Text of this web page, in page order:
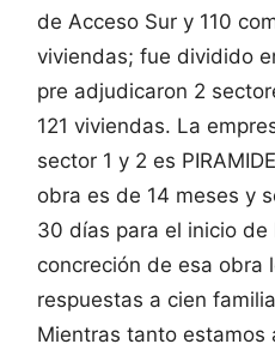
de Acceso Sur y 110
viviendas; fue dividido
pre adjudicaron 2
121 viviendas. La
sector 1 y 2 es
obra es de 14 meses y
30 días para el inicio de
concreción de esa obra
respuestas a cien
Mientras tanto estamos